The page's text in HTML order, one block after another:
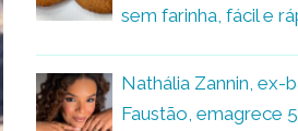
sem farinha, fácil e
Nathália Zannin, ex-
Faustão, emagrece